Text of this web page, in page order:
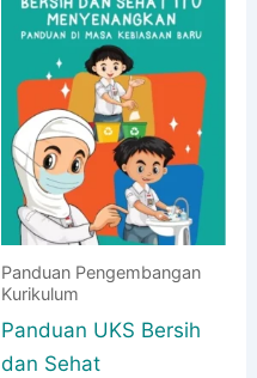
Panduan Pengembangan
Kurikulum
Panduan UKS Bersih
dan Sehat